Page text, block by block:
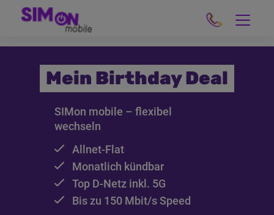
Mein Birthday Deal
SIMon mobile – flexibel
wechseln
Allnet-Flat
Monatlich kündbar
Top D-Netz inkl. 5G
Bis zu 150 Mbit/sSpeed